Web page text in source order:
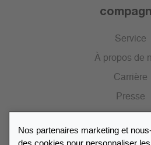
Service
À propos de
Carrière
Presse
Portail des
Nos partenaires marketing et
des cookies pour personnaliser